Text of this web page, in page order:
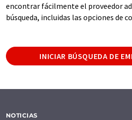
encontrar fácilmente el proveedor
búsqueda, incluidas las opciones de
INICIAR BÚSQUEDA DE
NOTICIAS